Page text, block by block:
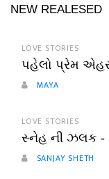
NEW REALESED
LOVE STORIES
પહેલો પ્રેમ
MAYA
LOVE STORIES
સ્નેહ ની ઝલક -
SANJAY SHETH